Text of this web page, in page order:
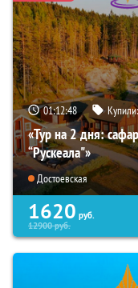
01:12:47
«Тур на 2 дня:
“Рускеала"»
Достоевская
1620 руб.
12900руб.